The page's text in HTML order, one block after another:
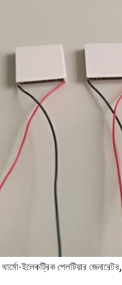
থার্মো-ইলেকট্রিক পেলটিয়ার জেনারেটর,